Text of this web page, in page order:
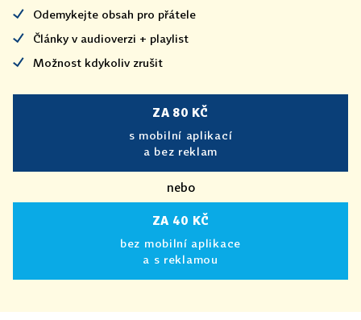
Odemykejte obsah pro přátele
Články v audioverzi + playlist
Možnost kdykoliv zrušit
ZA 80 KČ
s mobilní aplikací
a bez reklam
nebo
ZA 40 KČ
bez mobilní aplikace
a s reklamou